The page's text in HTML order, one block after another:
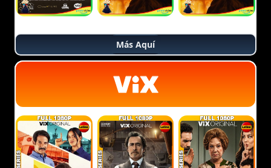
Más Aquí